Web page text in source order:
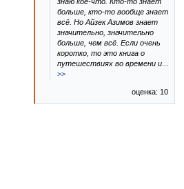
больше, кто-то вообще знает
всё. Но Айзек Азимов знает
значительно, значительно
больше, чем всё. Если очень
коротко, то это книга о
путешествиях во времени и
>>
оценка: 10